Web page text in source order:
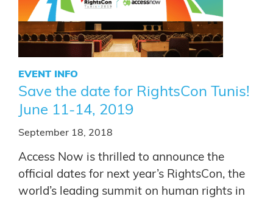
EVENT INFO
Save the date for RightsCon Tunis!
June 11-14, 2019
September 18, 2018
Access Now is thrilled to announce the
official dates for next year’s RightsCon, the
world’s leading summit on human rights in